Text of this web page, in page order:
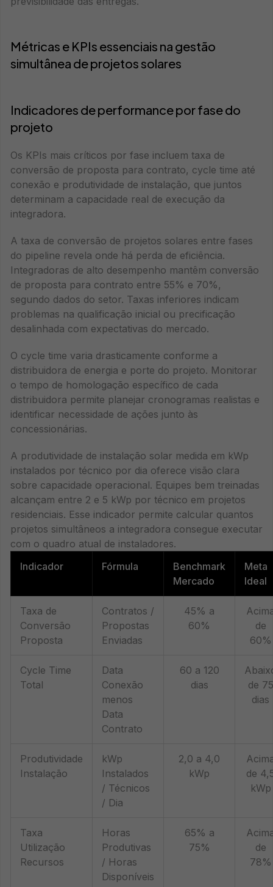
Métricas e KPIs essenciais na gestão
simultânea de projetos solares
Indicadores de performance por fase do
projeto
Os KPIs mais críticos por fase incluem taxa de
conversão de proposta para contrato, cycle time até
conexão e produtividade de instalação, que juntos
determinam a capacidade real de execução da
integradora.
A taxa de conversão de projetos solares entre fases
do pipeline revela onde há perda de eficiência.
Integradoras de alto desempenho mantêm conversão
de proposta para contrato entre 55% e 70%,
segundo dados do setor. Taxas inferiores indicam
problemas na qualificação inicial ou precificação
desalinhada com expectativas do mercado.
O cycle time varia drasticamente conforme a
distribuidora de energia e porte do projeto. Monitorar
o tempo de homologação específico de cada
distribuidora permite planejar cronogramas realistas e
identificar necessidade de ações junto às
concessionárias.
A produtividade de instalação solar medida em kWp
instalados por técnico por dia oferece visão clara
sobre capacidade operacional. Equipes bem treinadas
alcançam entre 2 e 5 kWp por técnico em projetos
residenciais. Esse indicador permite calcular quantos
projetos simultâneos a integradora consegue executar
com o quadro atual de instaladores.
Indicador
Fórmula
Benchmark
Mercado
Meta
Ideal
Taxa de
Conversão
Proposta
Contratos /
Propostas
Enviadas
45% a
60%
de
60%
Cycle Time
Total
Data
Conexão
menos
Data
Contrato
60 a 120
dias
de 75
dias
Produtividade
Instalação
kWp
Instalados
/ Técnicos
/ Dia
2,0 a 4,0
kWp
de
kWp
Taxa
Utilização
Recursos
Horas
Produtivas
/ Horas
Disponíveis
65% a
75%
de
78%